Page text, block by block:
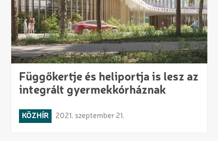
Függőkertje és heliportja is lesz az
integrált gyermekkórháznak
KÖZHÍR 2021. szeptember 21.